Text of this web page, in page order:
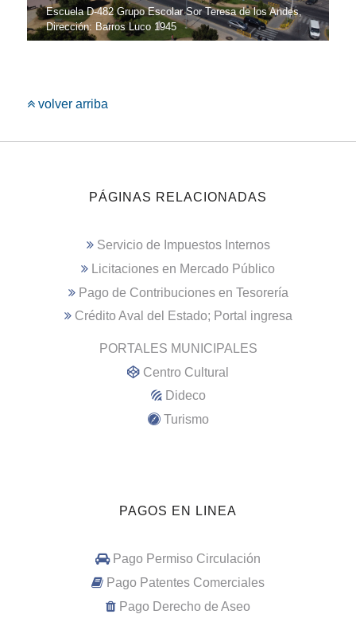
Escuela D-482 Grupo Escolar Sor Teresa de los Andes,
Dirección: Barros Luco 1945
volver arriba
PÁGINAS RELACIONADAS
Servicio de Impuestos Internos
Licitaciones en Mercado Público
Pago de Contribuciones en Tesorería
Crédito Aval del Estado; Portal ingresa
PORTALES MUNICIPALES
Centro Cultural
Dideco
Turismo
PAGOS EN LINEA
Pago Permiso Circulación
Pago Patentes Comerciales
Pago Derecho de Aseo